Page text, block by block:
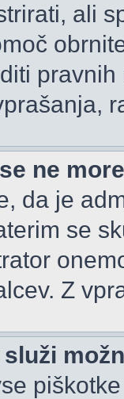
ali
ne
da je
se
Z
služi